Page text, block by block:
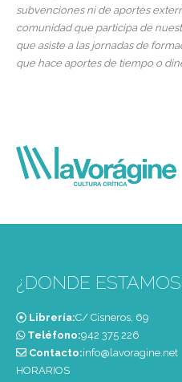
subvenciones ni de aportes
comunidad que participa de
que asiste a las jornadas de
que hace aportes de tiempo o
¿DONDE
Librería:C/ Cisneros, 69
Teléfono:‭942 375 226‬
Contacto:info@lavoragine.net
HORARIOS